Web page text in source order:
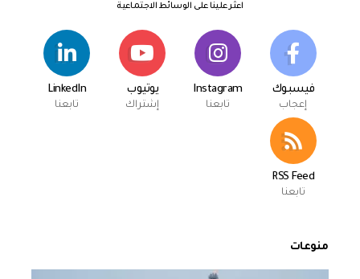
اعثر علينا على الوسائط الاجتماعية
فيسبوك
إعجاب
Instagram
تابعنا
يوتيوب
إشتراك
LinkedIn
تابعنا
RSS Feed
تابعنا
منوعات